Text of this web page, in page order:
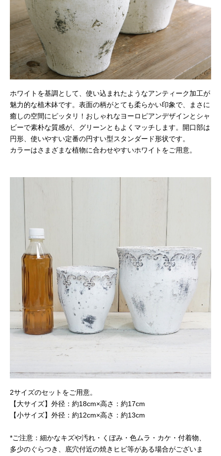
ホワイトを基調として、使い込まれたようなアンティーク加工が
魅力的な植木鉢です。表面の柄がとても柔らかい印象で、まさに
癒しの空間にピッタリ！おしゃれなヨーロピアンデザインとシャ
ビーで素朴な質感が、グリーンともよくマッチします。開口部は
円形、使いやすい定番の円すい型スタンダード形状です。
カラーはさまざまな植物に合わせやすいホワイトをご用意。
2サイズのセットをご用意。
【大サイズ】外径：約18cm×高さ：約17cm
【小サイズ】外径：約12cm×高さ：約13cm
*ご注意：細かなキズや汚れ・くぼみ・色ムラ・カケ・付着物、
多少のぐらつき、底穴付近の焼きヒビ等がある場合がございま